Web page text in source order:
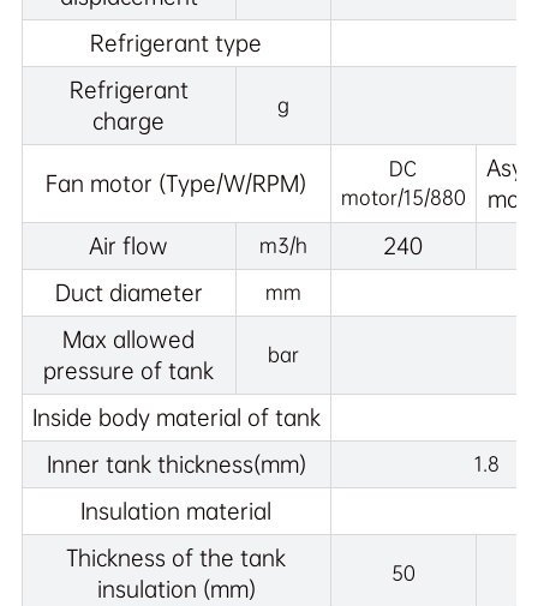
Refrigerant type
Refrigerant
charge
g
Fan motor (Type/W/RPM)
DC
motor/15/880
Air flow
m3/h
240
Duct diameter
mm
Max allowed
pressure of tank
bar
Inside body material of tank
Inner tank thickness(mm)
1.8
Insulation material
Thickness of the tank
insulation (mm)
50